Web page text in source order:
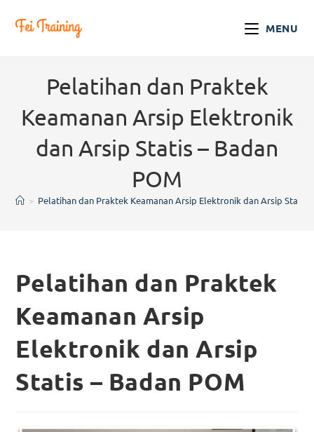
MENU
Pelatihan dan Praktek
Keamanan Arsip Elektronik
dan Arsip Statis – Badan
POM
> Pelatihan dan Praktek Keamanan Arsip Elektronik dan Arsip Statis
Pelatihan dan Praktek
Keamanan Arsip
Elektronik dan Arsip
Statis – Badan POM